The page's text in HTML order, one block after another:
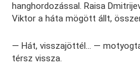
hanghordozással. Raisa
Viktor a háta mögött állt,
— Hát, visszajöttél… —
térsz vissza.